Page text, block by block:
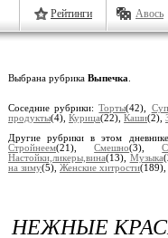
Рейтинги Авось
Выбрана рубрика Выпечка
Соседние рубрики:Торты(42),
продукты(4), Курица(22), Каши(2),
Другие рубрики в этом
Стройнеем(21),Смешно(3),
Настойки,ликеры,вина(13), Музыка
на зиму(5), Женские хитрости(189),
НЕЖНЫЕ